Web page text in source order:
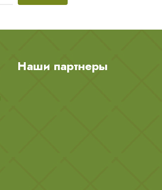
Наши партнеры